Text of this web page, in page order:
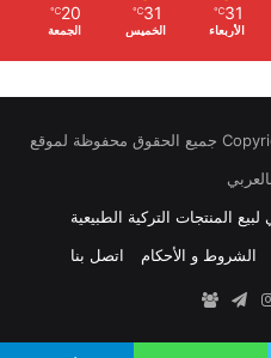
31
℃
الأربعاء
31
℃
الخميس
20
℃
الجمعة
© Copyright 2026, arab-turkey.com.tr جميع الحقوق محفوظة لموقع
المنتجات التركية الطبيعية
الشروط و الأحكام اتصل بنا